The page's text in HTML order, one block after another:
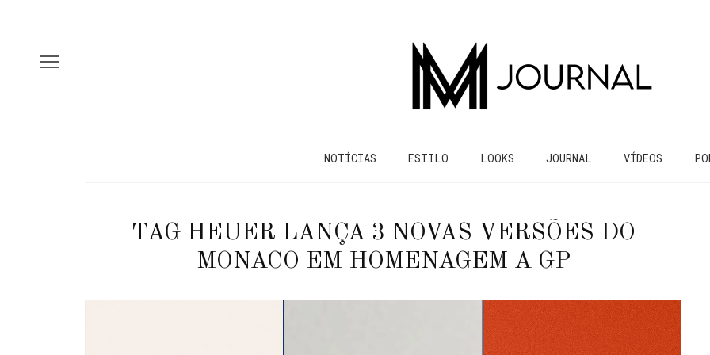
NOTÍCIAS ESTILO LOOKS JOURNAL VÍDEOS
TAG HEUER LANÇA 3 NOVAS VERSÕES DO
MONACO EM HOMENAGEM A GP